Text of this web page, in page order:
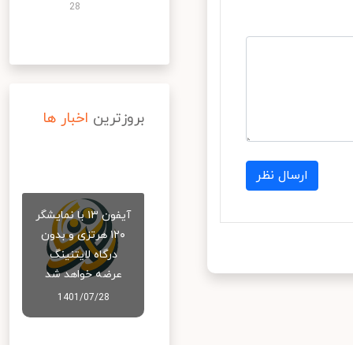
ارسال نظر
28
بروزترین اخبار ها
آیفون ۱۳ با نمایشگر
۱۲۰ هرتزی و بدون
درگاه لایتنینگ
عرضه خواهد شد
1401/07/28